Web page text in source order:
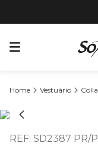
Vestuário
REF: SD2387 PR/